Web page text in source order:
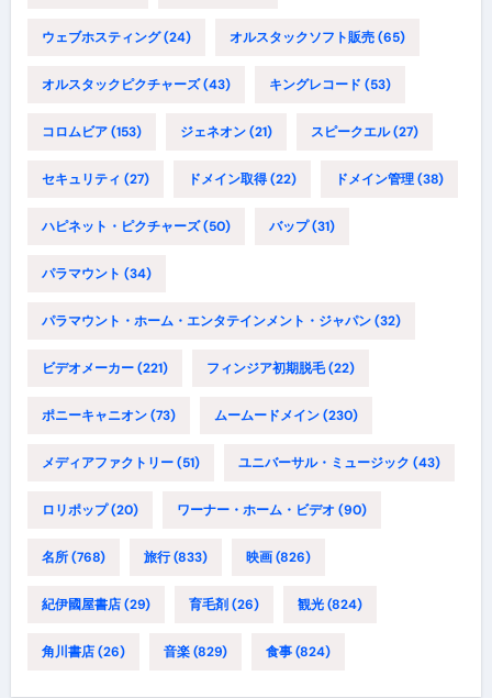
ウェブホスティング(24) オルスタックソフト販売(65)
オルスタックピクチャーズ(43) キングレコード (53)
コロムビア(153) ジェネオン(21) スピークエル(27)
セキュリティ (27) ドメイン取得(22) ドメイン管理(38)
ハピネット・ピクチャーズ(50) バップ(31)
パラマウント (34)
パラマウント・ホーム・エンタテインメント・ジャパン(32)
ビデオメーカー(221) フィンジア初期脱毛(22)
ポニーキャニオン(73) ムームードメイン(230)
メディアファクトリー(51) ユニバーサル・ミュージック (43)
ロリポップ(20) ワーナー・ホーム・ビデオ (90)
名所(768) 旅行(833) 映画(826)
紀伊國屋書店(29) 育毛剤 (26) 観光(824)
角川書店(26) 音楽(829) 食事(824)